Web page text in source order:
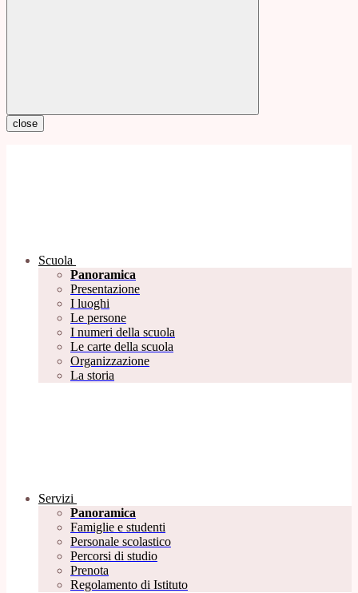
close
Scuola
Panoramica
Presentazione
I luoghi
Le persone
I numeri della scuola
Le carte della scuola
Organizzazione
La storia
Servizi
Panoramica
Famiglie e studenti
Personale scolastico
Percorsi di studio
Prenota
Regolamento di Istituto